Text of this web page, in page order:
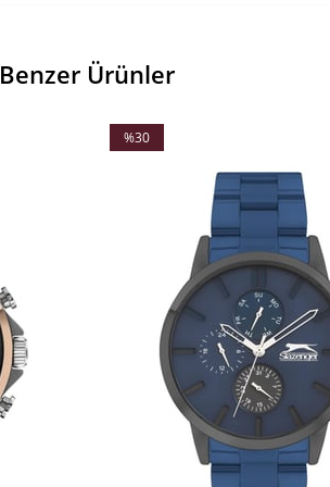
Benzer Ürünler
%30